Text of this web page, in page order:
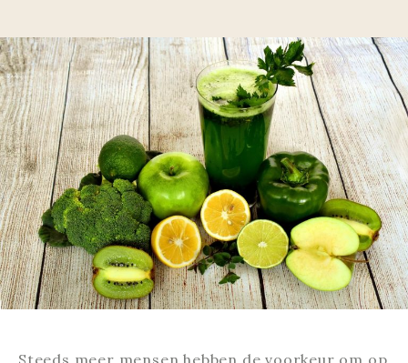
Steeds meer mensen hebben de voorkeur om op